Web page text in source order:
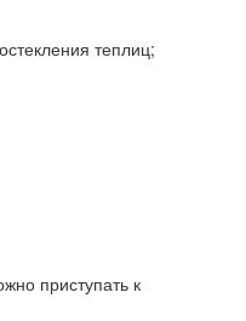
теплиц;
приступать к